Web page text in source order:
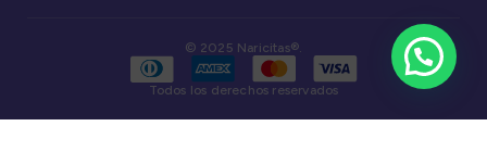
© 2025 Naricitas®.
Todos los derechos reservados